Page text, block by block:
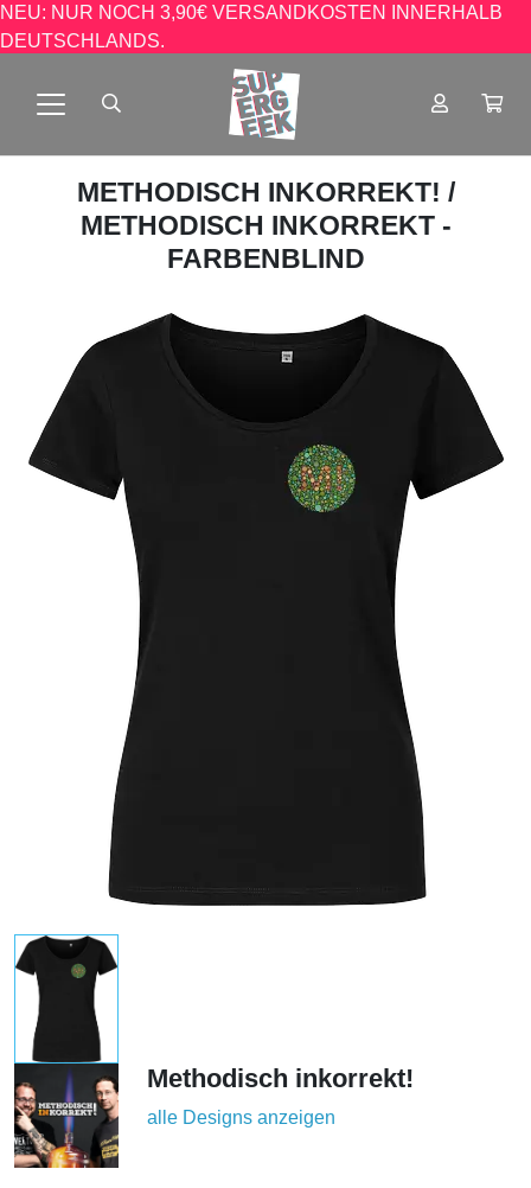
NEU: NUR NOCH 3,90€ VERSANDKOSTEN INNERHALB
DEUTSCHLANDS.
METHODISCH INKORREKT! /
METHODISCH INKORREKT -
FARBENBLIND
Methodisch inkorrekt!
alle Designs anzeigen